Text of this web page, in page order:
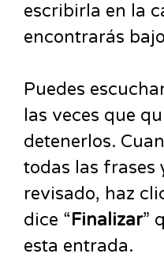
escribirla en la
encontrarás
Puedes
las veces que
detenerlos.
todas las frases
revisado, haz
dice “Finalizar”
esta entrada.